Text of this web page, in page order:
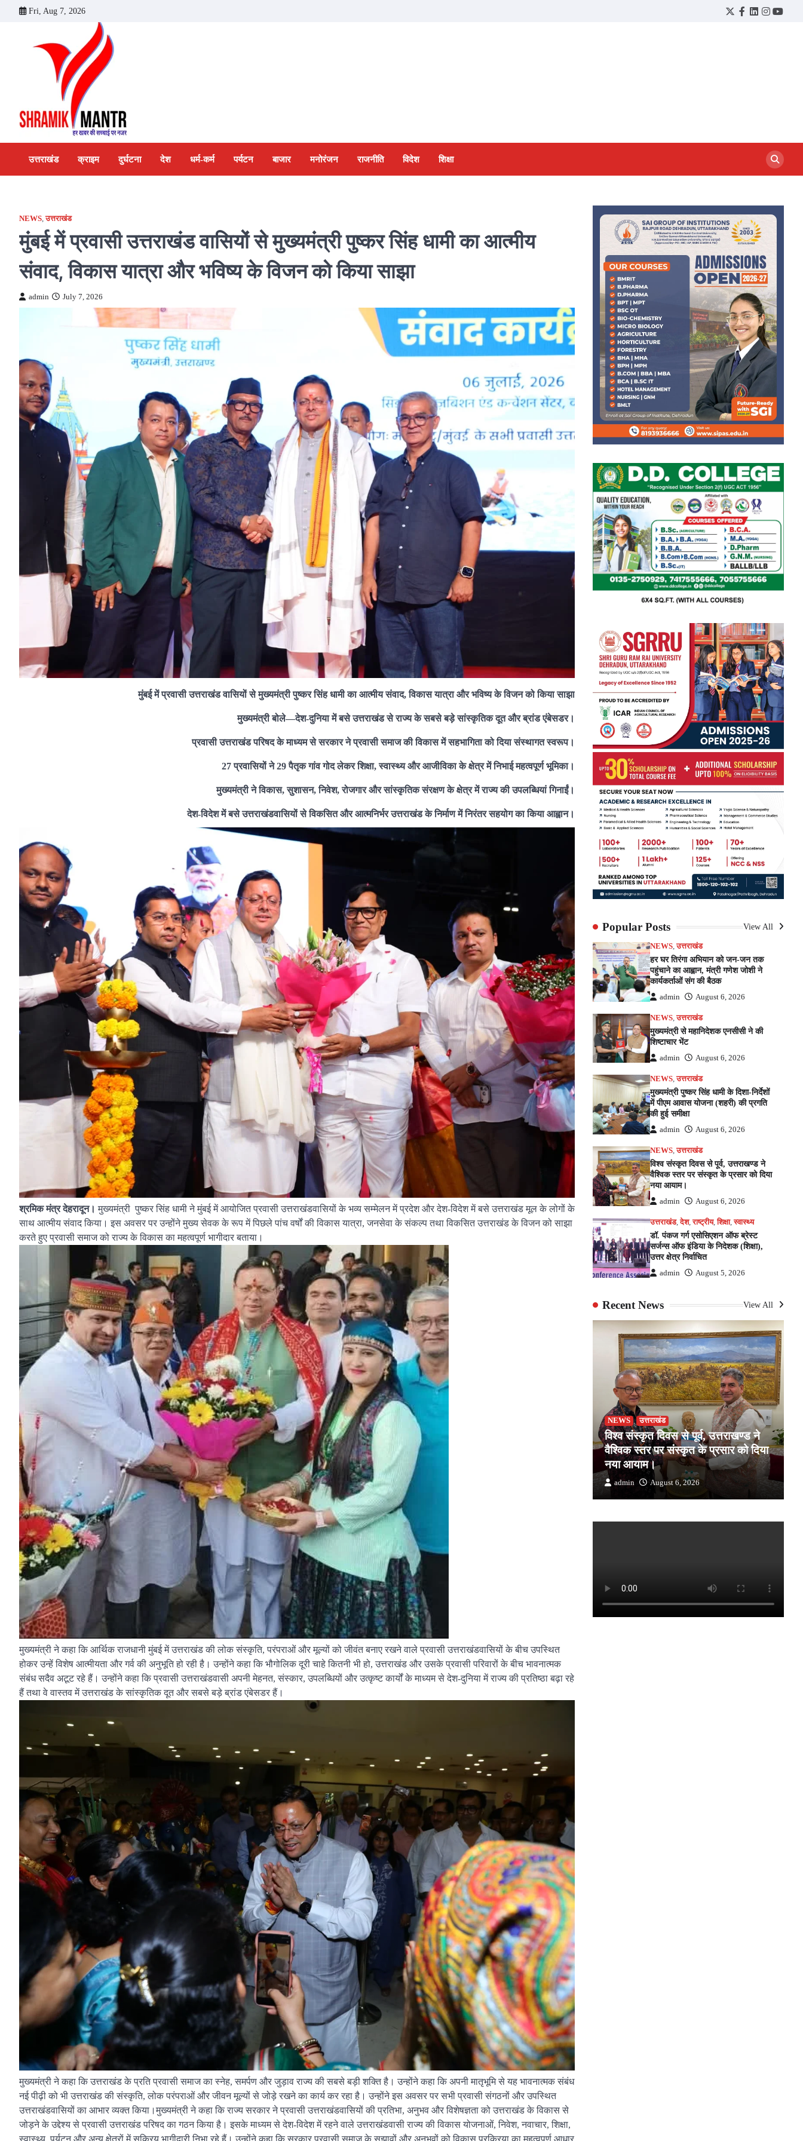
Fri, Aug 7, 2026
Twitter
Facebook
LinkedIn
Instagram
उत्तराखंड क्राइम दुर्घटना देश धर्म-कर्म पर्यटन बाजार मनोरंजन राजनीति विदेश शिक्षा
NEWS,उत्तराखंड
मुंबई में प्रवासी उत्तराखंड वासियों से मुख्यमंत्री पुष्कर सिंह धामी का आत्मीय
संवाद, विकास यात्रा और भविष्य के विजन को किया साझा
admin July 7, 2026
मुंबई में प्रवासी उत्तराखंड वासियों से मुख्यमंत्री पुष्कर सिंह धामी का आत्मीय संवाद, विकास यात्रा और भविष्य के विजन को किया साझा
मुख्यमंत्री बोले—देश-दुनिया में बसे उत्तराखंड से राज्य के सबसे बड़े सांस्कृतिक दूत और ब्रांड एंबेसडर।
प्रवासी उत्तराखंड परिषद के माध्यम से सरकार ने प्रवासी समाज की विकास में सहभागिता को दिया संस्थागत स्वरूप।
27 प्रवासियों ने 29 पैतृक गांव गोद लेकर शिक्षा, स्वास्थ्य और आजीविका के क्षेत्र में निभाई महत्वपूर्ण भूमिका।
मुख्यमंत्री ने विकास, सुशासन, निवेश, रोजगार और सांस्कृतिक संरक्षण के क्षेत्र में राज्य की उपलब्धियां गिनाईं।
देश-विदेश में बसे उत्तराखंडवासियों से विकसित और आत्मनिर्भर उत्तराखंड के निर्माण में निरंतर सहयोग का किया आह्वान।
श्रमिक मंत्र देहरादून।मुख्यमंत्री पुष्कर सिंह धामी ने मुंबई में आयोजित प्रवासी उत्तराखंडवासियों के भव्य सम्मेलन में प्रदेश और देश-विदेश में बसे उत्तराखंड मूल के लोगों के
साथ आत्मीय संवाद किया। इस अवसर पर उन्होंने मुख्य सेवक के रूप में पिछले पांच वर्षों की विकास यात्रा, जनसेवा के संकल्प तथा विकसित उत्तराखंड के विजन को साझा
करते हुए प्रवासी समाज को राज्य के विकास का महत्वपूर्ण भागीदार बताया।
मुख्यमंत्री ने कहा कि आर्थिक राजधानी मुंबई में उत्तराखंड की लोक संस्कृति, परंपराओं और मूल्यों को जीवंत बनाए रखने वाले प्रवासी उत्तराखंडवासियों के बीच उपस्थित
होकर उन्हें विशेष आत्मीयता और गर्व की अनुभूति हो रही है। उन्होंने कहा कि भौगोलिक दूरी चाहे कितनी भी हो, उत्तराखंड और उसके प्रवासी परिवारों के बीच भावनात्मक
संबंध सदैव अटूट रहे हैं। उन्होंने कहा कि प्रवासी उत्तराखंडवासी अपनी मेहनत, संस्कार, उपलब्धियों और उत्कृष्ट कार्यों के माध्यम से देश-दुनिया में राज्य की प्रतिष्ठा बढ़ा रहे
हैं तथा वे वास्तव में उत्तराखंड के सांस्कृतिक दूत और सबसे बड़े ब्रांड एंबेसडर हैं।
मुख्यमंत्री ने कहा कि उत्तराखंड के प्रति प्रवासी समाज का स्नेह, समर्पण और जुड़ाव राज्य की सबसे बड़ी शक्ति है। उन्होंने कहा कि अपनी मातृभूमि से यह भावनात्मक संबंध
नई पीढ़ी को भी उत्तराखंड की संस्कृति, लोक परंपराओं और जीवन मूल्यों से जोड़े रखने का कार्य कर रहा है। उन्होंने इस अवसर पर सभी प्रवासी संगठनों और उपस्थित
उत्तराखंडवासियों का आभार व्यक्त किया।मुख्यमंत्री ने कहा कि राज्य सरकार ने प्रवासी उत्तराखंडवासियों की प्रतिभा, अनुभव और विशेषज्ञता को उत्तराखंड के विकास से
जोड़ने के उद्देश्य से प्रवासी उत्तराखंड परिषद का गठन किया है। इसके माध्यम से देश-विदेश में रहने वाले उत्तराखंडवासी राज्य की विकास योजनाओं, निवेश, नवाचार, शिक्षा,
स्वास्थ्य, पर्यटन और अन्य क्षेत्रों में सक्रिय भागीदारी निभा रहे हैं। उन्होंने कहा कि सरकार प्रवासी समाज के सुझावों और अनुभवों को विकास प्रक्रिया का महत्वपूर्ण आधार
Popular Posts View All
NEWS,उत्तराखंड
हर घर तिरंगा अभियान को जन-जन तक
पहुंचाने का आह्वान, मंत्री गणेश जोशी ने
कार्यकर्ताओं संग की बैठक
admin August 6, 2026
NEWS,उत्तराखंड
मुख्यमंत्री से महानिदेशक एनसीसी ने की
शिष्टाचार भेंट
admin August 6, 2026
NEWS,उत्तराखंड
मुख्यमंत्री पुष्कर सिंह धामी के दिशा-निर्देशों
में पीएम आवास योजना (शहरी) की प्रगति
की हुई समीक्षा
admin August 6, 2026
NEWS,उत्तराखंड
विश्व संस्कृत दिवस से पूर्व, उत्तराखण्ड ने
वैश्विक स्तर पर संस्कृत के प्रसार को दिया
नया आयाम।
admin August 6, 2026
उत्तराखंड,देश,राष्ट्रीय,शिक्षा,स्वास्थ्य
डॉ. पंकज गर्ग एसोसिएशन ऑफ ब्रेस्ट
सर्जन्स ऑफ इंडिया के निदेशक (शिक्षा),
उत्तर क्षेत्र निर्वाचित
admin August 5, 2026
Recent News View All
NEWS
जनसुनवाई में कृषि मंत्री गणेश जोशी ने
सुनीं लोगों की समस्याएं, युवा किसान की
सफलता को बताया प्रेरणादायक
NEWS उत्तराखंड
विश्व संस्कृत दिवस से पूर्व, उत्तराखण्ड ने
वैश्विक स्तर पर संस्कृत के प्रसार को दिया
नया आयाम।
admin August 6, 2026